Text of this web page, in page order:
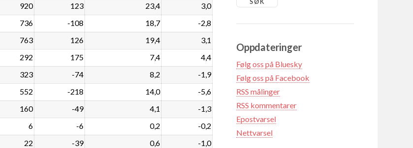
920 123 23,4 3,0
736 -108 18,7 -2,8
763 126 19,4 3,1
292 175 7,4 4,4
323 -74 8,2 -1,9
552 -218 14,0 -5,6
160 -49 4,1 -1,3
6 -6 0,2 -0,2
22 -39 0,6 -1,0
Oppdateringer
Følg oss på Bluesky
Følg oss på Facebook
RSS målinger
RSS kommentarer
Epostvarsel
Nettvarsel